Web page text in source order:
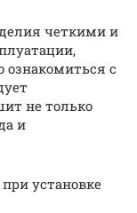
четкими и
ознакомиться с
не только
и
установке